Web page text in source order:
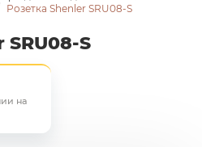
Розетка Shenler SRU08-S
SRU08-S
на